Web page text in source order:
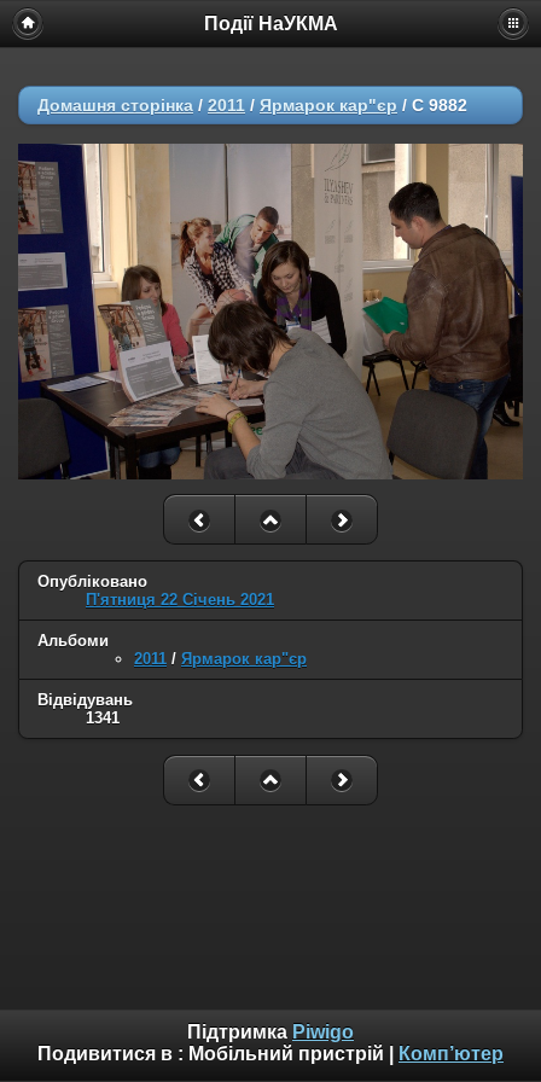
Події НаУКМА
Домашня сторінка / 2011 / Ярмарок кар"єр / C 9882
Опубліковано
П'ятниця 22 Січень 2021
Альбоми
2011 / Ярмарок кар"єр
Відвідувань
1341
Підтримка Piwigo
Подивитися в : Мобільний пристрій Комп’ютер